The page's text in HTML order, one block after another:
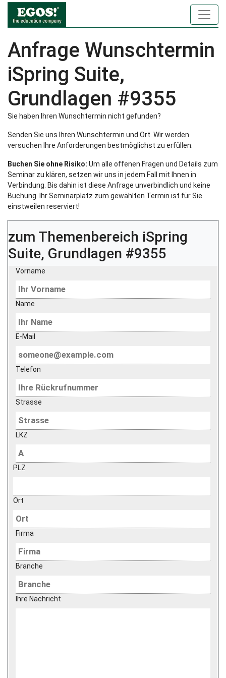
Anfrage Wunschtermin
iSpring Suite,
Grundlagen #9355
Sie haben Ihren Wunschtermin nicht gefunden?
Senden Sie uns Ihren Wunschtermin und Ort. Wir werden
versuchen Ihre Anforderungen bestmöglichst zu erfüllen.
Buchen Sie ohne Risiko: Um alle offenen Fragen und Details zum
Seminar zu klären, setzen wir uns in jedem Fall mit Ihnen in
Verbindung. Bis dahin ist diese Anfrage unverbindlich und keine
Buchung. Ihr Seminarplatz zum gewählten Termin ist für Sie
einstweilen reserviert!
zum Themenbereich iSpring
Suite, Grundlagen #9355
Vorname
Name
E-Mail
Telefon
Strasse
LKZ
PLZ
Ort
Firma
Branche
Ihre Nachricht